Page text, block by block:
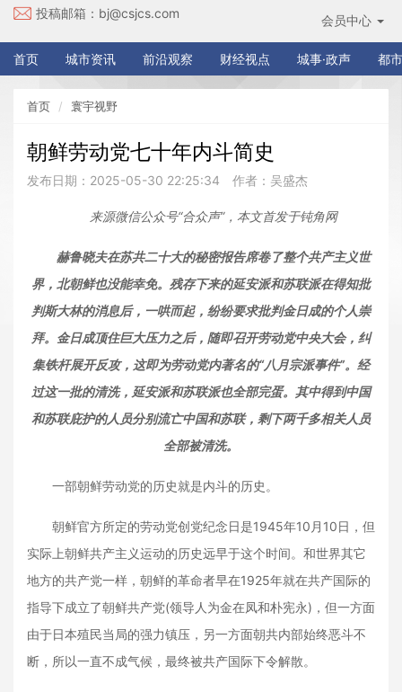
投稿邮箱： bj@csjcs.com 会员中心
首页 城市资讯 前沿观察 财经视点 城事·政声 都
首页 寰宇视野
朝鲜劳动党七十年内斗简史
发布日期：2025-05-30 22:25:34 作者：吴盛杰
来源微信公众号“合众声”，本文首发于钝角网
赫鲁晓夫在苏共二十大的秘密报告席卷了整个共产主义世
界，北朝鲜也没能幸免。残存下来的延安派和苏联派在得知批
判斯大林的消息后，一哄而起，纷纷要求批判金日成的个人崇
拜。金日成顶住巨大压力之后，随即召开劳动党中央大会，纠
集铁杆展开反攻，这即为劳动党内著名的“八月宗派事件”。经
过这一批的清洗，延安派和苏联派也全部完蛋。其中得到中国
和苏联庇护的人员分别流亡中国和苏联，剩下两千多相关人员
全部被清洗。
一部朝鲜劳动党的历史就是内斗的历史。
朝鲜官方所定的劳动党创党纪念日是1945年10月10日，但
实际上朝鲜共产主义运动的历史远早于这个时间。和世界其它
地方的共产党一样，朝鲜的革命者早在1925年就在共产国际的
指导下成立了朝鲜共产党(领导人为金在凤和朴宪永)，但一方面
由于日本殖民当局的强力镇压，另一方面朝共内部始终恶斗不
断，所以一直不成气候，最终被共产国际下令解散。